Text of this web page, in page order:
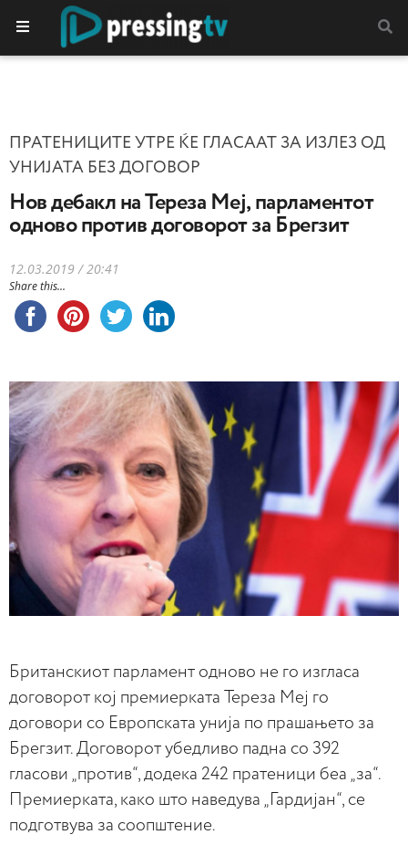
ПРАТЕНИЦИТЕ УТРЕ ЌЕ ГЛАСААТ ЗА ИЗЛЕЗ ОД
УНИЈАТА БЕЗ ДОГОВОР
Нов дебакл на Тереза Меј, парламентот
одново против договорот за Брегзит
12.03.2019 / 20:41
Share this...
Британскиот парламент одново не го изгласа
договорот кој премиерката Тереза Меј го
договори со Европската унија по прашањето за
Брегзит. Договорот убедливо падна со 392
гласови „против“, додека 242 пратеници беа „за“.
Премиерката, како што наведува „Гардијан“, се
подготвува за соопштение.